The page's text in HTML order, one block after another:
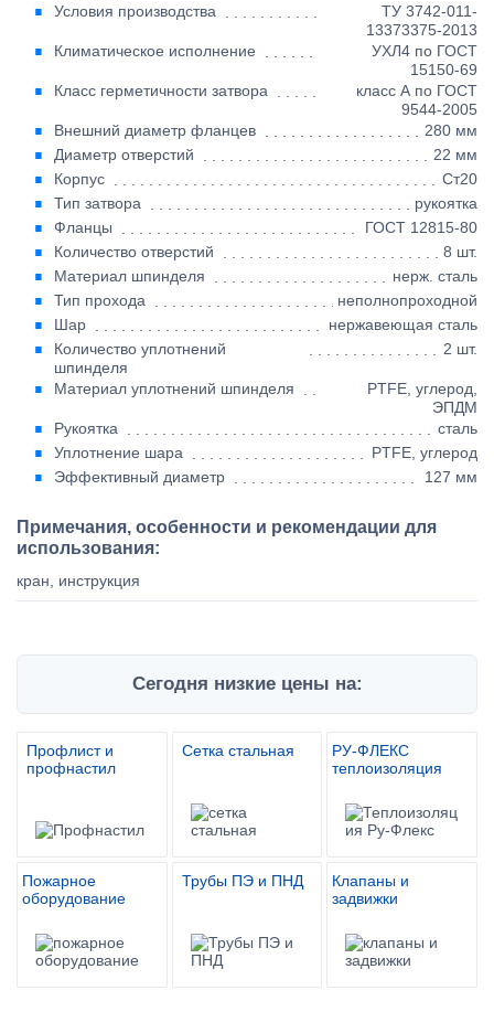
Условия производства
ТУ 3742-011-
13373375-2013
Климатическое исполнение
УХЛ4 по ГОСТ
15150-69
Класс герметичности затвора
класс А по ГОСТ
9544-2005
Внешний диаметр фланцев
280 мм
Диаметр отверстий
22 мм
Корпус
Ст20
Тип затвора
рукоятка
Фланцы
ГОСТ 12815-80
Количество отверстий
8 шт.
Материал шпинделя
нерж. сталь
Тип прохода
неполнопроходной
Шар
нержавеющая сталь
Количество уплотнений
шпинделя
2 шт.
Материал уплотнений шпинделя
PTFE, углерод,
ЭПДМ
Рукоятка
сталь
Уплотнение шара
PTFE, углерод
Эффективный диаметр
127 мм
Примечания, особенности и рекомендации для
использования:
кран, инструкция
Сегодня низкие цены на:
Профлист и
профнастил
Сетка стальная
РУ-ФЛЕКС
теплоизоляция
Пожарное
оборудование
Трубы ПЭ и ПНД
Клапаны и
задвижки